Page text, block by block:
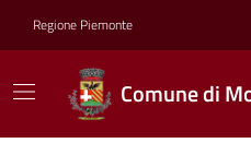
Regione Piemonte
Comune di